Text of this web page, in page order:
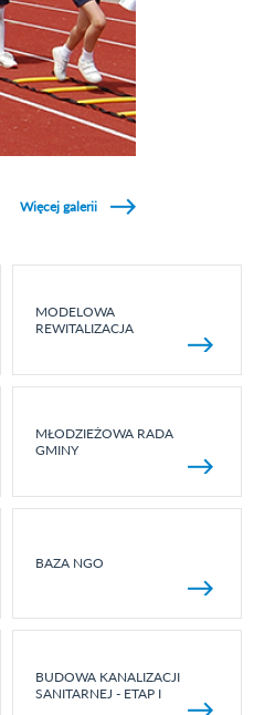
Więcej galerii
MODELOWA
REWITALIZACJA
MŁODZIEŻOWA RADA
GMINY
BAZA NGO
BUDOWA KANALIZACJI
SANITARNEJ - ETAP I